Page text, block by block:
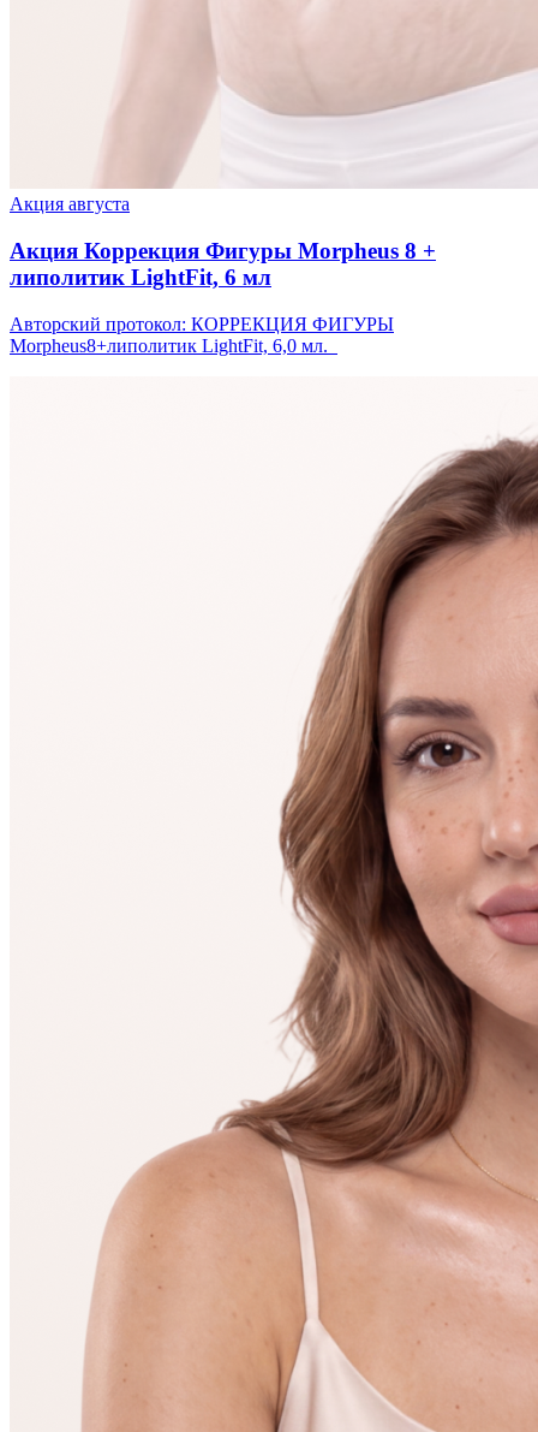
Акция августа
Акция Коррекция Фигуры Morpheus 8 +
липолитик LightFit, 6 мл
Авторский протокол: КОРРЕКЦИЯ ФИГУРЫ
Morpheus8+липолитик LightFit, 6,0 мл.